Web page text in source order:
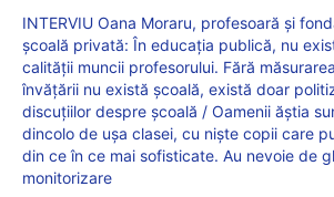
INTERVIU Oana Moraru, profesoară și
școală privată: În educația publică, nu
calității muncii profesorului. Fără
învățării nu există școală, există doar
discuțiilor despre școală / Oamenii ăștia
dincolo de ușa clasei, cu niște copii care
din ce în ce mai sofisticate. Au nevoie de
monitorizare